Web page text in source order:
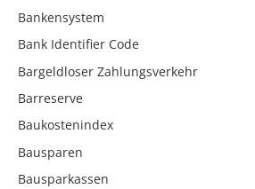
Bankensystem
Bank Identifier Code
Bargeldloser Zahlungsverkehr
Barreserve
Baukostenindex
Bausparen
Bausparkassen